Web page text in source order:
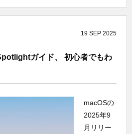
19 SEP 2025
ガイド、 初心者でもわ
macOSの
2025年9
月リリー